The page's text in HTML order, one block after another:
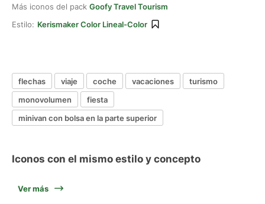
Más iconos del pack Goofy Travel Tourism
Estilo: Kerismaker Color Lineal-Color
flechas viaje coche vacaciones
turismo
monovolumen
fiesta
minivan con bolsa en la parte superior
Iconos con el mismo estilo y concepto
Ver más